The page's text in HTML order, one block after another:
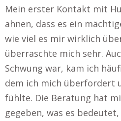
Mein erster Kontakt mit
ahnen, dass es ein
wie viel es mir wirklich
überraschte mich sehr.
Schwung war, kam ich
dem ich mich überfordert
fühlte. Die Beratung hat
gegeben, was es